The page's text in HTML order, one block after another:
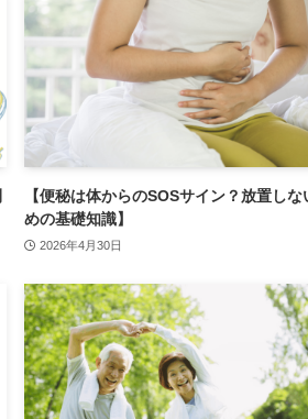
【便秘は体からのSOSサイン？放置しな
めの基礎知識】
2026年4月30日